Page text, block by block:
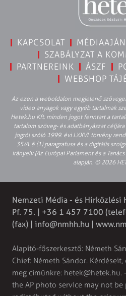
KAPCSOLAT
SZABÁLYZAT A
PARTNEREINK
ÁSZF
WEBSHOP
Az ezen a weboldalon megjelenő
video anyagok vagy egyéb tartalmak
Hetek.hu Kft. minden jogot fenntart a
tartalom szöveg- és adatbányászat
jogról szóló 1999. évi LXXVI. törvény
35/A. § (1) paragrafusa és a digitális
irányelv (Az Európai Parlament és a
alapján. © 2026
Nemzeti Média - és Hírközlési
Pf. 75. | +36 1 457 7100
(fax) | info@nmhh.hu |
Alapító-főszerkesztő: Németh
Chief: Németh Sándor.
meg címünkre: hetek@hetek.hu.
the AP photo service may not